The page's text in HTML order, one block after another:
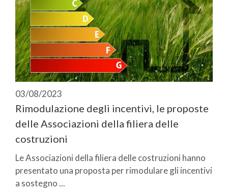
03/08/2023
Rimodulazione degli incentivi, le proposte
delle Associazioni della filiera delle
costruzioni
Le Associazioni della filiera delle costruzioni hanno
presentato una proposta per rimodulare gli incentivi
a sostegno ...